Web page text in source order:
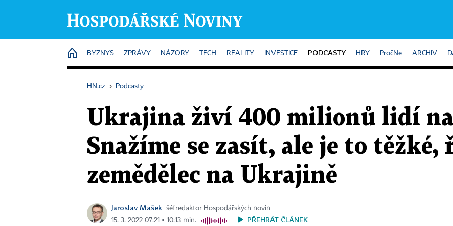
HOME
BYZNYS ZPRÁVY NÁZORY TECH REALITY INVESTICE PODCASTY HRY PročNe ARCHIV
HN.cz › Podcasty
Ukrajina živí 400 milionů lidí na
Snažíme se zasít, ale je to těžké,
zemědělec na Ukrajině
Jaroslav Mašek
šéfredaktor Hospodářských novin
15. 3. 2022 07:21 ▪ 10:13 min.
PŘEHRÁT ČLÁNEK